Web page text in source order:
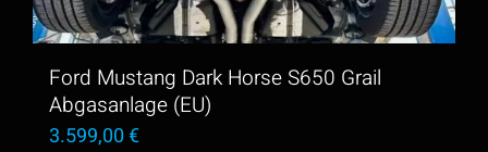
Ford Mustang Dark Horse S650 Grail
Abgasanlage (EU)
3.599,00€